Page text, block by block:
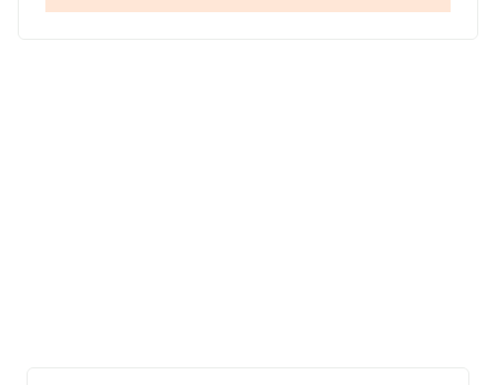
en cuenta la información sobre Navarra, en la base de